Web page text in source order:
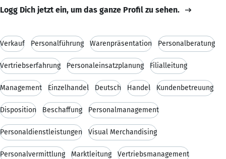
Logg Dich jetzt ein, um das ganze Profil zu sehen.
Verkauf Personalführung Warenpräsentation Personalberatung
Vertriebserfahrung Personaleinsatzplanung Filialleitung
Management Einzelhandel Deutsch Handel Kundenbetreuung
Disposition Beschaffung Personalmanagement
Personaldienstleistungen Visual Merchandising
Personalvermittlung Marktleitung Vertriebsmanagement